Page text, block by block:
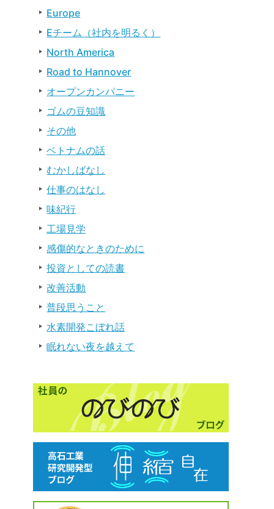
Europe
Eチーム（社内を明るく）
North America
Road to Hannover
オープンカンパニー
ゴムの豆知識
その他
ベトナムの話
むかしばなし
仕事のはなし
味紀行
工場見学
感傷的なときのために
投資としての読書
改善活動
普段思うこと
水素開発こぼれ話
眠れない夜を越えて